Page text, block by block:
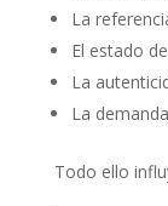
La
El estado
La
La
Todo ello